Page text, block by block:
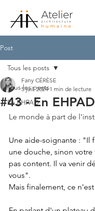
Post
Tous les posts
En EHPAD
Tous les posts
#43 - En EHPAD
Fany CÉRÈSE
5 juil. 2024 1 min de lecture
Le monde à part de
Une aide-soignante : "Il
une douche, sinon votre
pas content. Il va venir
vous".
Mais finalement, ce n'est